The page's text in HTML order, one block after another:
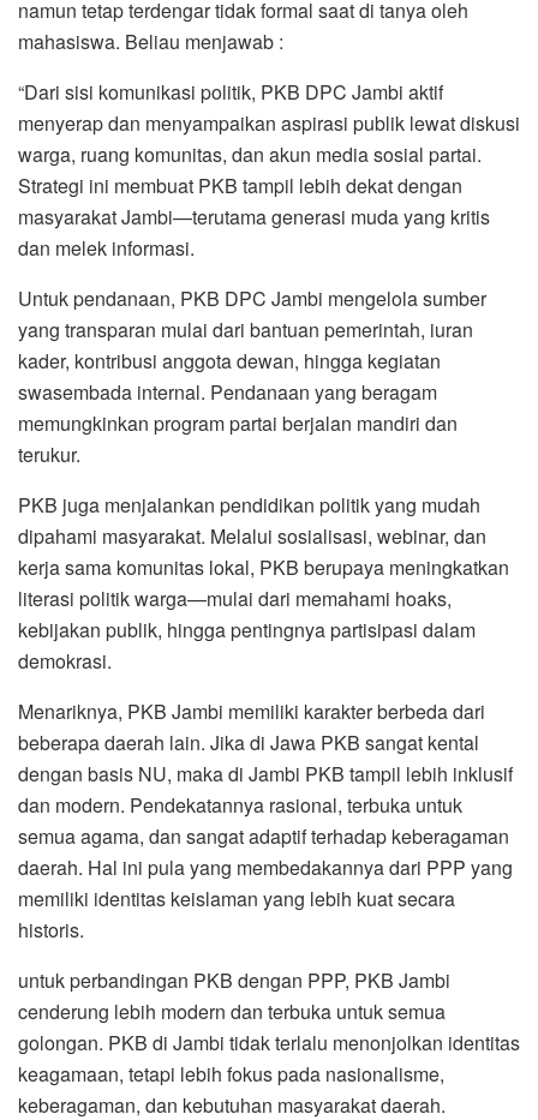
namun tetap terdengar tidak formal saat di tanya oleh
mahasiswa. Beliau menjawab :
“Dari sisi komunikasi politik, PKB DPC Jambi aktif
menyerap dan menyampaikan aspirasi publik lewat diskusi
warga, ruang komunitas, dan akun media sosial partai.
Strategi ini membuat PKB tampil lebih dekat dengan
masyarakat Jambi—terutama generasi muda yang kritis
dan melek informasi.
Untuk pendanaan, PKB DPC Jambi mengelola sumber
yang transparan mulai dari bantuan pemerintah, iuran
kader, kontribusi anggota dewan, hingga kegiatan
swasembada internal. Pendanaan yang beragam
memungkinkan program partai berjalan mandiri dan
terukur.
PKB juga menjalankan pendidikan politik yang mudah
dipahami masyarakat. Melalui sosialisasi, webinar, dan
kerja sama komunitas lokal, PKB berupaya meningkatkan
literasi politik warga—mulai dari memahami hoaks,
kebijakan publik, hingga pentingnya partisipasi dalam
demokrasi.
Menariknya, PKB Jambi memiliki karakter berbeda dari
beberapa daerah lain. Jika di Jawa PKB sangat kental
dengan basis NU, maka di Jambi PKB tampil lebih inklusif
dan modern. Pendekatannya rasional, terbuka untuk
semua agama, dan sangat adaptif terhadap keberagaman
daerah. Hal ini pula yang membedakannya dari PPP yang
memiliki identitas keislaman yang lebih kuat secara
historis.
untuk perbandingan PKB dengan PPP, PKB Jambi
cenderung lebih modern dan terbuka untuk semua
golongan. PKB di Jambi tidak terlalu menonjolkan identitas
keagamaan, tetapi lebih fokus pada nasionalisme,
keberagaman, dan kebutuhan masyarakat daerah.